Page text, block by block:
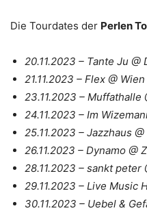
Die Tourdates der Perlen
20.11.2023 – Tante Ju @
21.11.2023 – Flex @
23.11.2023 – Muffathalle
24.11.2023 – Im
25.11.2023 – Jazzhaus
26.11.2023 – Dynamo @
28.11.2023 – sankt peter
29.11.2023 – Live Music
30.11.2023 – Uebel &